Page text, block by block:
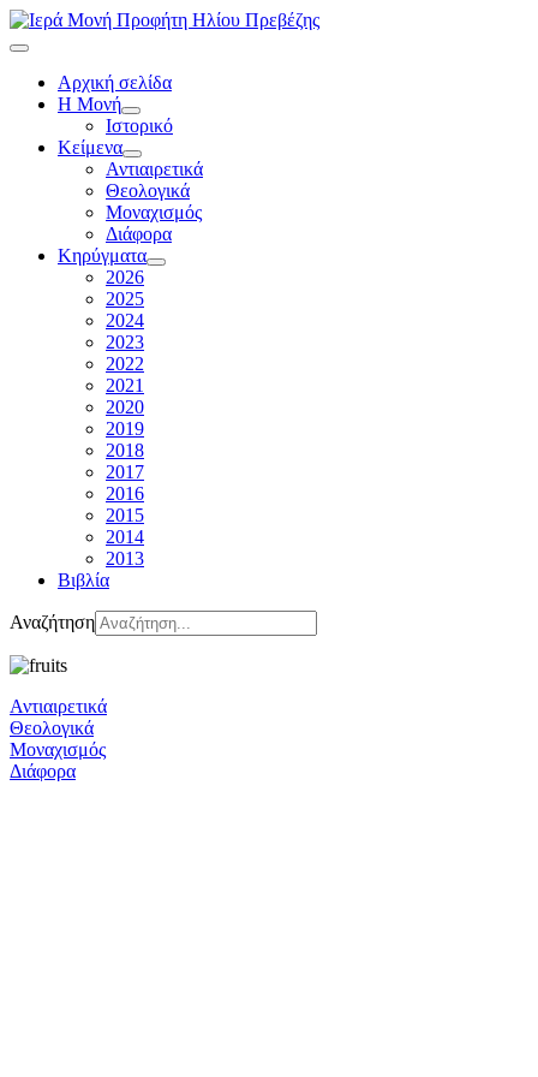
Αρχική σελίδα
Η Μονή
Ιστορικό
Κείμενα
Αντιαιρετικά
Θεολογικά
Μοναχισμός
Διάφορα
Κηρύγματα
2026
2025
2024
2023
2022
2021
2020
2019
2018
2017
2016
2015
2014
2013
Βιβλία
Αναζήτηση
Αντιαιρετικά
Θεολογικά
Μοναχισμός
Διάφορα